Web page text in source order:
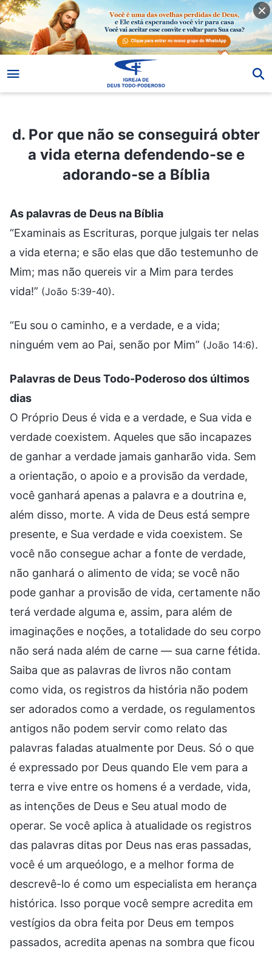
d. Por que não se conseguirá obter
a vida eterna defendendo-se e
adorando-se a Bíblia
As palavras de Deus na Bíblia
“Examinais as Escrituras, porque julgais ter nelas
a vida eterna; e são elas que dão testemunho de
Mim; mas não quereis vir a Mim para terdes
vida!” (João 5:39-40).
“Eu sou o caminho, e a verdade, e a vida;
ninguém vem ao Pai, senão por Mim” (João 14:6).
Palavras de Deus Todo-Poderoso dos últimos
dias
O Próprio Deus é vida e a verdade, e Sua vida e
verdade coexistem. Aqueles que são incapazes
de ganhar a verdade jamais ganharão vida. Sem
a orientação, o apoio e a provisão da verdade,
você ganhará apenas a palavra e a doutrina e,
além disso, morte. A vida de Deus está sempre
presente, e Sua verdade e vida coexistem. Se
você não consegue achar a fonte de verdade,
não ganhará o alimento de vida; se você não
pode ganhar a provisão de vida, certamente não
terá verdade alguma e, assim, para além de
imaginações e noções, a totalidade do seu corpo
não será nada além de carne — sua carne fétida.
Saiba que as palavras de livros não contam
como vida, os registros da história não podem
ser adorados como a verdade, os regulamentos
antigos não podem servir como relato das
palavras faladas atualmente por Deus. Só o que
é expressado por Deus quando Ele vem para a
terra e vive entre os homens é a verdade, vida,
as intenções de Deus e Seu atual modo de
operar. Se você aplica à atualidade os registros
das palavras ditas por Deus nas eras passadas,
você é um arqueólogo, e a melhor forma de
descrevê-lo é como um especialista em herança
histórica. Isso porque você sempre acredita em
vestígios da obra feita por Deus em tempos
passados, acredita apenas na sombra que ficou